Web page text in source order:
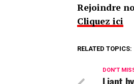
Rejoindre
Cliquez ici
RELATED TOPICS:
DON'T